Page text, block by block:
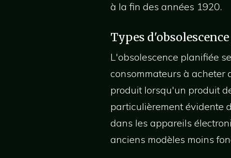
à la fin des années 1920.
Types
L'obsolescence planifiée
consommateurs à acheter
produit lorsqu'un produit
particulièrement évidente
dans les appareils
anciens modèles moins